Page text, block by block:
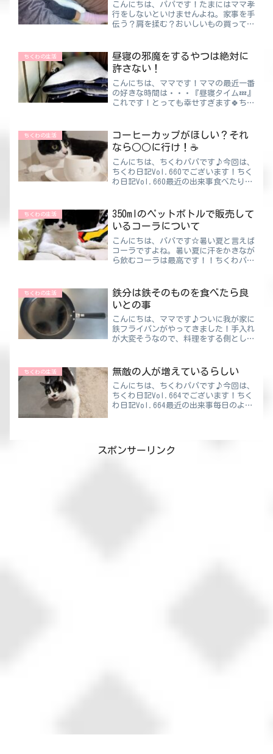
こんにちは、パパです！たまにはママ孝
行をしないといけませんよね。家事を手
伝う？肩を揉む？おいしいもの買って帰
って帰ろう！！ふざけたお菓子買いたい
けど我慢してカントリーマ...
ちくわの生活
昼寝の邪魔をするやつは絶対に
許さない！
こんにちは、ママです！ママの最近一番
の好きな時間は・・・『昼寝タイム💤』
これです！とっても幸せすぎます🍀ちく
ム💛平日の昼から飲むビールと同じ感覚
なのかも（アルコール飲め...
ちくわの生活
コーヒーカップがほしい？それ
なら○○に行け！☕
こんにちは、ちくわパパです♪今回は、
ちくわ日記Vol.660でございます！ちく
わ日記Vol.660最近の出来事食べたり飲
大切だと思っています。ちなみにママは
そこのところ...
ちくわの生活
350mlのペットボトルで販売して
いるコーラについて
こんにちは、パパです☆暑い夏と言えば
コーラですよね。暑い夏に汗をかきなが
ら飲むコーラは最高です！！ちくわパパ
好きなコーラですが、開けたばっかりっ
て炭酸がきつくてグビグビい...
ちくわの生活
鉄分は鉄そのものを食べたら良
いとの事
こんにちは、ママです♪ついに我が家に
鉄フライパンがやってきました！手入れ
が大変そうなので、料理をする側として
1,500円の鉄フライパンを使ってみ
る”というもの。これが噂の鉄の...
ちくわの生活 無敵の人が増えているらしい
こんにちは、ちくわパパです♪今回は、
ちくわ日記Vol.664でございます！ちく
わ日記Vol.664最近の出来事毎日のよう
人』。この無...
スポンサーリンク